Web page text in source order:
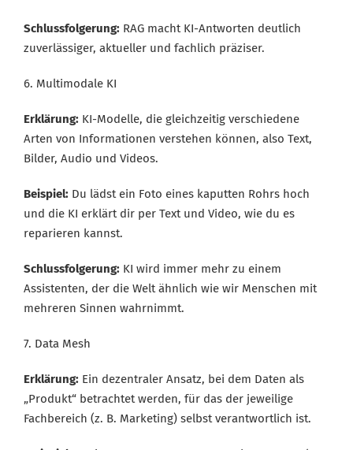
Schlussfolgerung: RAG macht KI-Antworten deutlich
zuverlässiger, aktueller und fachlich präziser.
6. Multimodale KI
Erklärung: KI-Modelle, die gleichzeitig verschiedene
Arten von Informationen verstehen können, also Text,
Bilder, Audio und Videos.
Beispiel: Du lädst ein Foto eines kaputten Rohrs hoch
und die KI erklärt dir per Text und Video, wie du es
reparieren kannst.
Schlussfolgerung: KI wird immer mehr zu einem
Assistenten, der die Welt ähnlich wie wir Menschen mit
mehreren Sinnen wahrnimmt.
7. Data Mesh
Erklärung: Ein dezentraler Ansatz, bei dem Daten als
„Produkt“ betrachtet werden, für das der jeweilige
Fachbereich (z. B. Marketing) selbst verantwortlich ist.